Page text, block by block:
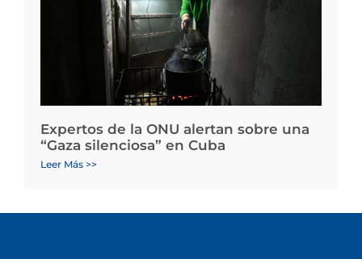
Expertos de la ONU alertan sobre una
“Gaza silenciosa” en Cuba
Leer Más >>